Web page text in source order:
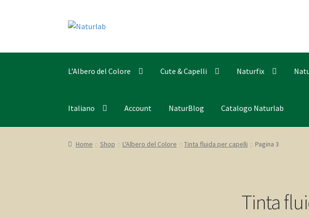
Vai
Vai
L’Albero del Colore Cute & Capelli Naturfix
Italiano Account NaturBlog Catalogo Naturlab
Home Shop L'Albero del Colore Tinta fluida per capelli Pagina 3
Tinta